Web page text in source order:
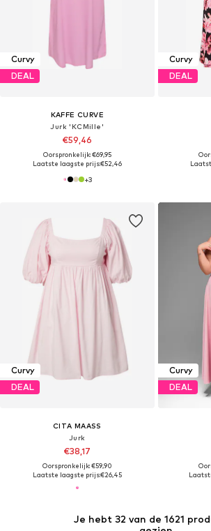
Curvy
DEAL
KAFFE CURVE
Jurk 'KCMille'
€59,46
Oorspronkelijk: €69,95
Laatste laagste prijs:€52,46
+3
Curvy
DEAL
Curvy
DEAL
CITA MAASS
Jurk
€38,17
Oorspronkelijk: €59,90
Laatste laagste prijs:€26,45
Curvy
DEAL
Je hebt 32 van de 1621